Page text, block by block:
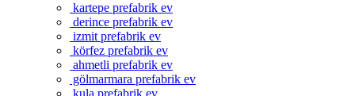
kartepe prefabrik ev
derince prefabrik ev
izmit prefabrik ev
körfez prefabrik ev
ahmetli prefabrik ev
gölmarmara prefabrik ev
kula prefabrik ev